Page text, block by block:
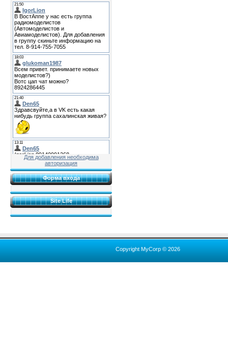
Для добавления необходима
авторизация
Форма входа
Site Life
Copyright MyCorp © 2026